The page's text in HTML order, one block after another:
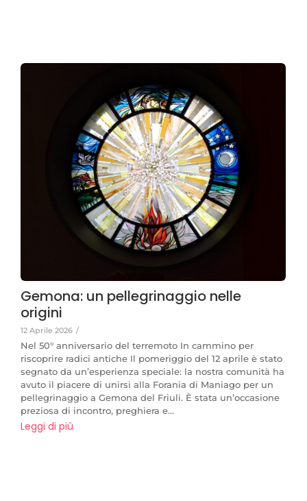
Gemona: un pellegrinaggio nelle
origini
12 Aprile 2026 /
Nel 50° anniversario del terremoto In cammino per
riscoprire radici antiche Il pomeriggio del 12 aprile è stato
segnato da un’esperienza speciale: la nostra comunità ha
avuto il piacere di unirsi alla Forania di Maniago per un
pellegrinaggio a Gemona del Friuli. È stata un’occasione
preziosa di incontro, preghiera e...
Leggi di più